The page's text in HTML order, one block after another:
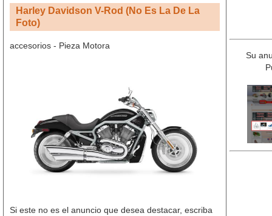
Harley Davidson V-Rod (No Es La De La
Foto)
accesorios - Pieza Motora
Si este no es el anuncio que desea destacar, escriba
Su